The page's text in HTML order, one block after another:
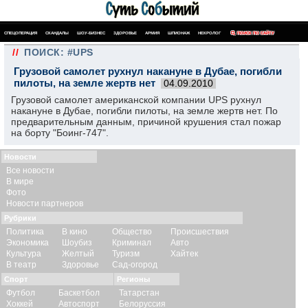
СПЕЦОПЕРАЦИЯ СКАНДАЛЫ ШОУ-БИЗНЕС ЗДОРОВЬЕ АРМИЯ ШПИОНАЖ НЕКРОЛОГ ПОИСК ПО САЙТУ
// ПОИСК: #UPS
Грузовой самолет рухнул накануне в Дубае, погибли
пилоты, на земле жертв нет
04.09.2010
Грузовой самолет американской компании UPS рухнул
накануне в Дубае, погибли пилоты, на земле жертв нет. По
предварительным данным, причиной крушения стал пожар
на борту "Боинг-747".
Новости
Все новости
В мире
Фото
Новости партнеров
Рубрики
Политика
Экономика
Культура
В театр
В кино
Шоубиз
Желтый
Здоровье
Общество
Криминал
Туризм
Сад-огород
Происшествия
Авто
Хайтек
Спорт
Футбол
Хоккей
Баскетбол
Автоспорт
Регионы
Татарстан
Белоруссия